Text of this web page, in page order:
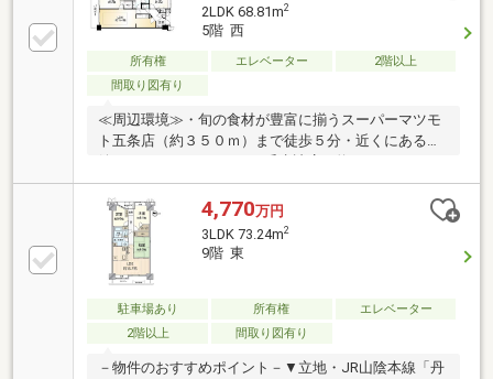
2LDK 68.81m2
5階 西
所有権 エレベーター
2階以上
間取り図有り
≪周辺環境≫・旬の食材が豊富に揃うスーパーマツモ
ト五条店（約３５０ｍ）まで徒歩５分・近くにあると
で徒歩２分・徒歩５分のダックス下京五条店（約３５
０ｍ）は夜１１時まで営業中！・小さなお子様でも無
理なく通える朱雀第三小学校（約５００ｍ）は徒歩７
分◎・京都壬生松原郵便局（約５００ｍ）まで徒歩７
分・緑豊かな光徳公園（約１４０ｍ）まで徒歩２分▽
住宅ローンや諸経費等どんなことでもご相談くださ
い！親切丁寧にご説明させていただきます ▽
4,770万円
3LDK 73.24m2
9階 東
駐車場あり 所有権
エレベーター
2階以上
間取り図有り
－物件のおすすめポイント－▼立地・JR山陰本線「丹